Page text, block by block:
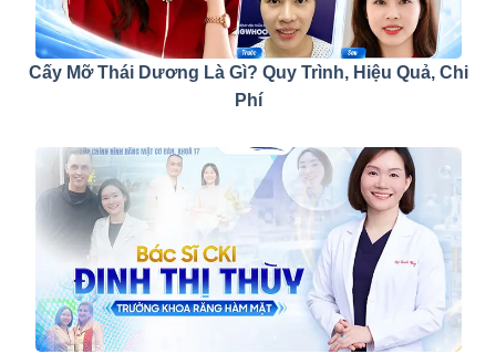
Cấy Mỡ Thái Dương Là Gì? Quy Trình, Hiệu Quả, Chi
Phí